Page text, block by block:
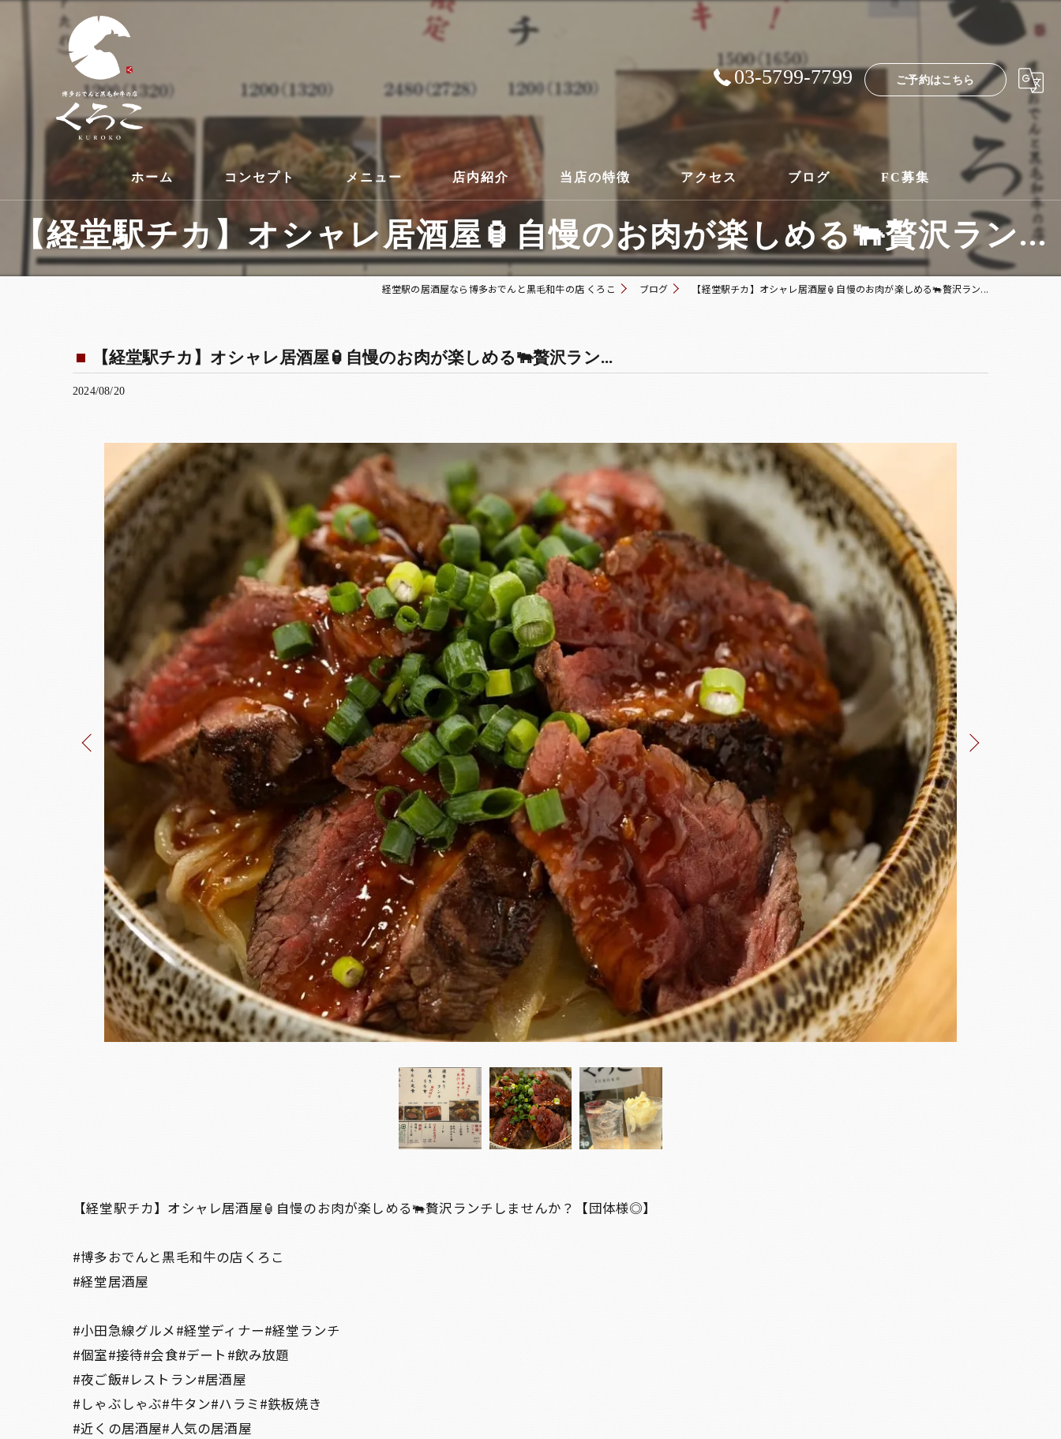
03-5799-7799 ご予約はこちら
ホーム コンセプト メニュー 店内紹介 当店の特徴
コース
アクセス ブログ FC募集
【経堂駅チカ】オシャレ居酒屋🏮自慢のお肉が楽しめる🐃贅沢ラン...
経堂駅の居酒屋なら博多おでんと黒毛和牛の店 くろこ ブログ 【経堂駅チカ】オシャレ居酒屋🏮自慢のお肉が楽しめる🐃贅沢ラン...
【経堂駅チカ】オシャレ居酒屋🏮自慢のお肉が楽しめる🐃贅沢ラン...
2024/08/20
【経堂駅チカ】オシャレ居酒屋🏮自慢のお肉が楽しめる🐃贅沢ランチしませんか？【団体様◎】
#博多おでんと黒毛和牛の店くろこ
#経堂居酒屋
#小田急線グルメ#経堂ディナー#経堂ランチ
#個室#接待#会食#デート#飲み放題
#夜ご飯#レストラン#居酒屋
#しゃぶしゃぶ#牛タン#ハラミ#鉄板焼き
#近くの居酒屋#人気の居酒屋